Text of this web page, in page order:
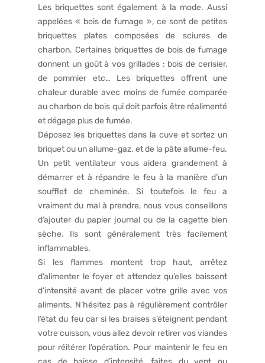
Les briquettes sont également à la mode. Aussi
appelées « bois de fumage », ce sont de petites
briquettes plates composées de sciures de
charbon. Certaines briquettes de bois de fumage
donnent un goût à vos grillades : bois de cerisier,
de pommier etc… Les briquettes offrent une
chaleur durable avec moins de fumée comparée
au charbon de bois qui doit parfois être réalimenté
et dégage plus de fumée.
Déposez les briquettes dans la cuve et sortez un
briquet ou un allume-gaz, et de la pâte allume-feu.
Un petit ventilateur vous aidera grandement à
démarrer et à répandre le feu à la manière d’un
soufflet de cheminée. Si toutefois le feu a
vraiment du mal à prendre, nous vous conseillons
d’ajouter du papier journal ou de la cagette bien
sèche. Ils sont généralement très facilement
inflammables.
Si les flammes montent trop haut, arrêtez
d’alimenter le foyer et attendez qu’elles baissent
d’intensité avant de placer votre grille avec vos
aliments. N’hésitez pas à régulièrement contrôler
l’état du feu car si les braises s’éteignent pendant
votre cuisson, vous allez devoir retirer vos viandes
pour réitérer l’opération. Pour maintenir le feu en